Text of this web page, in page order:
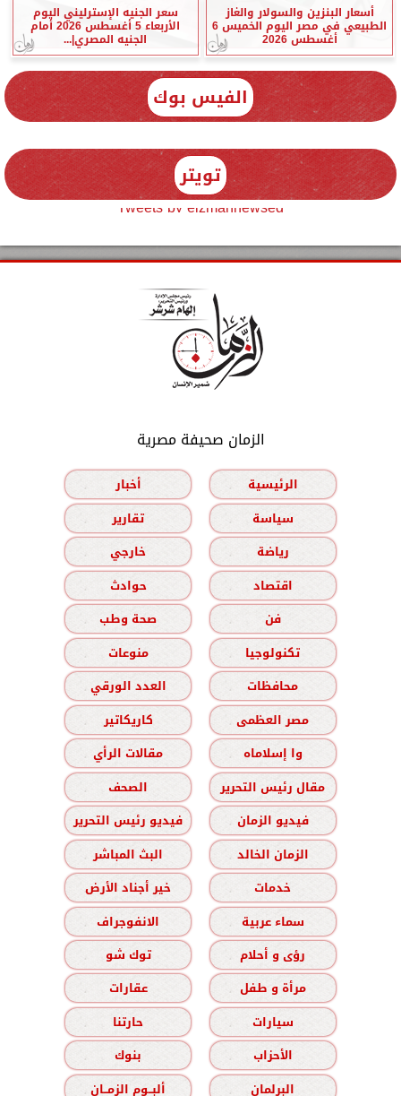
أسعار البنزين والسولار والغاز
الطبيعي في مصر اليوم الخميس 6
أغسطس 2026
سعر الجنيه الإسترليني اليوم
الأربعاء 5 أغسطس 2026 أمام
الجنيه المصري|...
الفيس بوك
تويتر
Tweets by elzmannewseg
الزمان صحيفة مصرية
الرئيسية
أخبار
سياسة
تقارير
رياضة
خارجي
اقتصاد
حوادث
فن
صحة وطب
تكنولوجيا
منوعات
محافظات
العدد الورقي
مصر العظمى
كاريكاتير
وا إسلاماه
مقالات الرأي
مقال رئيس التحرير
الصحف
فيديو الزمان
فيديو رئيس التحرير
الزمان الخالد
البث المباشر
خدمات
خير أجناد الأرض
سماء عربية
الانفوجراف
رؤى و أحلام
توك شو
مرأة و طفل
عقارات
سيارات
حارتنا
الأحزاب
بنوك
البرلمان
ألبــوم الزمــان